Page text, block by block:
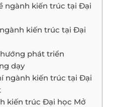
ngành kiến trúc tại Đại
kiến trúc tại Đại
phát triển
dạy
ngành kiến trúc tại Đại
kiến trúc Đại học Mở